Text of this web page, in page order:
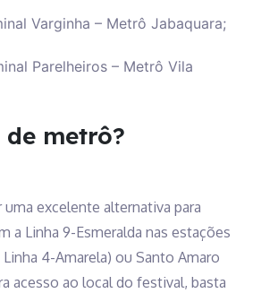
Varginha – Metrô Jabaquara;
Parelheiros – Metrô Vila
metrô?
excelente alternativa para
a Linha 9-Esmeralda nas estações
4-Amarela) ou Santo Amaro
acesso ao local do festival, basta